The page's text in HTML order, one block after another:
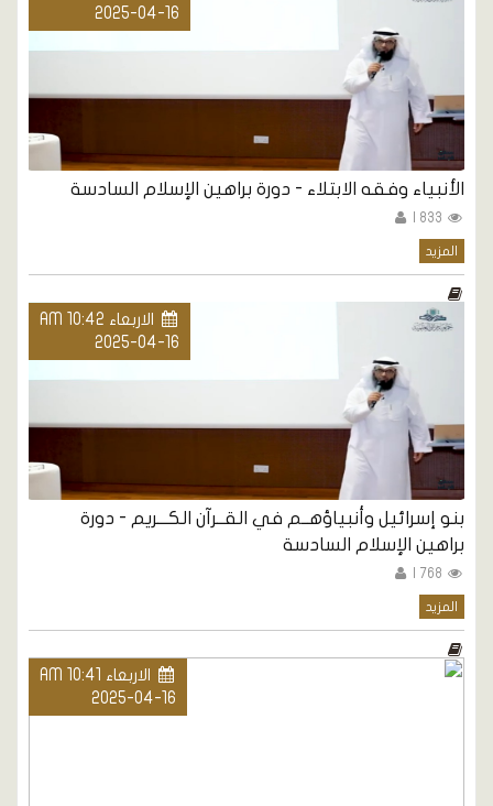
2025-04-16
الأنبياء وفقه الابتلاء - دورة براهين الإسلام السادسة
المزيد
الاربعاء AM 10:42
2025-04-16
بنو إسرائيل وأنبياؤهــم في القــرآن الكـــريم - دورة
براهين الإسلام السادسة
المزيد
الاربعاء AM 10:41
2025-04-16